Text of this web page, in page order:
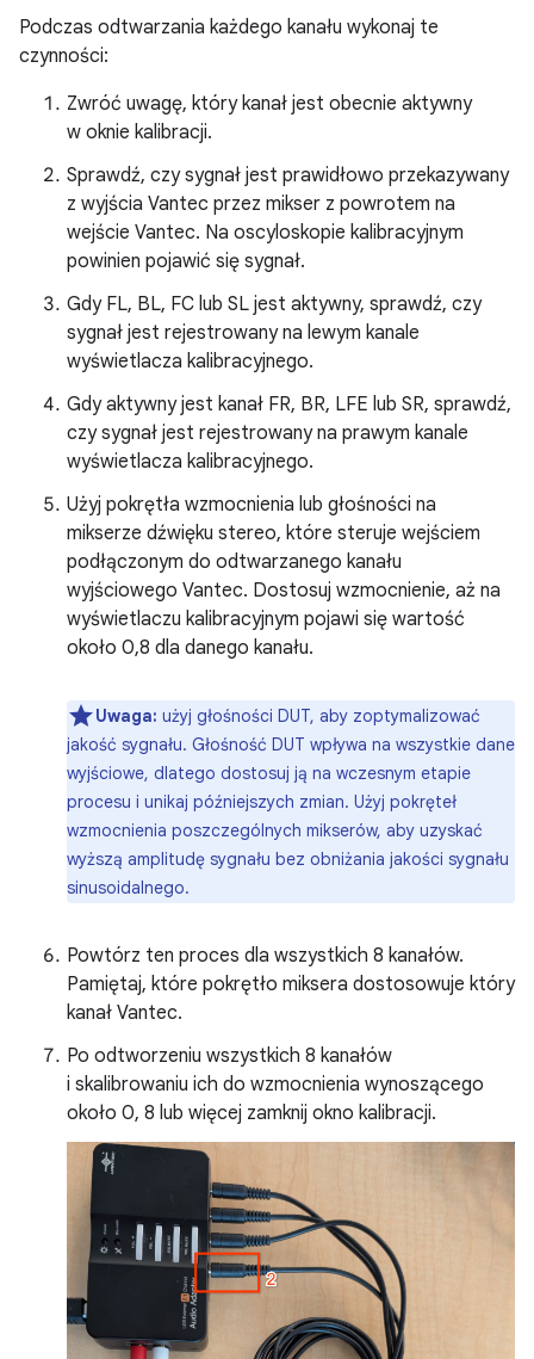
Podczas odtwarzania każdego kanału wykonaj te
czynności:
Zwróć uwagę, który kanał jest obecnie aktywny
w oknie kalibracji.
Sprawdź, czy sygnał jest prawidłowo przekazywany
z wyjścia Vantec przez mikser z powrotem na
wejście Vantec. Na oscyloskopie kalibracyjnym
powinien pojawić się sygnał.
Gdy FL, BL, FC lub SL jest aktywny, sprawdź, czy
sygnał jest rejestrowany na lewym kanale
wyświetlacza kalibracyjnego.
Gdy aktywny jest kanał FR, BR, LFE lub SR, sprawdź,
czy sygnał jest rejestrowany na prawym kanale
wyświetlacza kalibracyjnego.
Użyj pokrętła wzmocnienia lub głośności na
mikserze dźwięku stereo, które steruje wejściem
podłączonym do odtwarzanego kanału
wyjściowego Vantec. Dostosuj wzmocnienie, aż na
wyświetlaczu kalibracyjnym pojawi się wartość
około 0,8 dla danego kanału.
Uwaga: użyj głośności DUT, aby zoptymalizować
jakość sygnału. Głośność DUT wpływa na wszystkie dane
wyjściowe, dlatego dostosuj ją na wczesnym etapie
procesu i unikaj późniejszych zmian. Użyj pokręteł
wzmocnienia poszczególnych mikserów, aby uzyskać
wyższą amplitudę sygnału bez obniżania jakości sygnału
sinusoidalnego.
Powtórz ten proces dla wszystkich 8 kanałów.
Pamiętaj, które pokrętło miksera dostosowuje który
kanał Vantec.
Po odtworzeniu wszystkich 8 kanałów
i skalibrowaniu ich do wzmocnienia wynoszącego
około 0, 8 lub więcej zamknij okno kalibracji.